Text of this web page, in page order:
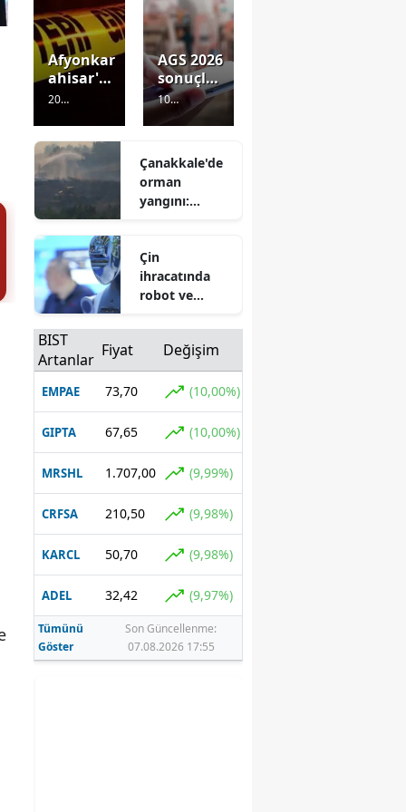
Afyonkar
ahisar'd
a iki
arasında
silahlı
tartışma
:
Tutuklan
dı
20
AGS 2026
sonuçlar
ı ne
zaman
açıklana
puan
nasıl
hesaplan
takvimin
de tarih
belli
10
Görüntülenm
Çanakkale'de
orman
yangını:
Çin
ihracatında
robot ve
damga vurdu
BIST
Artanlar Fiyat Değişim
EMPAE 73,70 (10,00%)
GIPTA 67,65 (10,00%)
MRSHL 1.707,00 (9,99%)
CRFSA 210,50 (9,98%)
KARCL 50,70 (9,98%)
ADEL 32,42 (9,97%)
Tümünü
Göster
Son Güncellenme:
07.08.2026 17:55